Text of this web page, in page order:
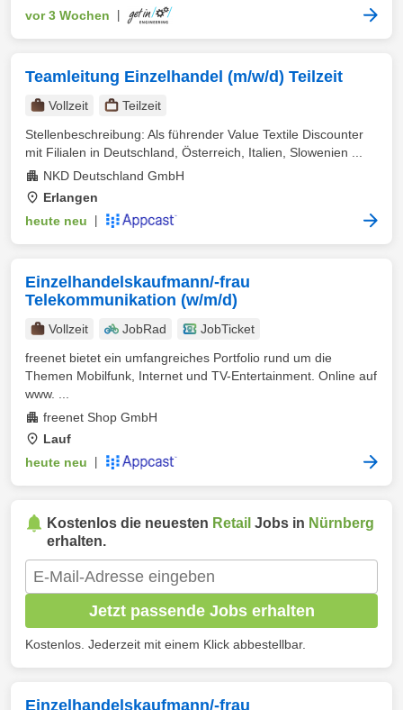
vor 3 Wochen
Teamleitung Einzelhandel (m/w/d) Teilzeit
Vollzeit
Teilzeit
Stellenbeschreibung: Als führender Value Textile Discounter
mit Filialen in Deutschland, Österreich, Italien, Slowenien ...
NKD Deutschland GmbH
Erlangen
heute neu
Einzelhandelskaufmann/-frau
Telekommunikation (w/m/d)
Vollzeit JobRad
JobTicket
freenet bietet ein umfangreiches Portfolio rund um die
Themen Mobilfunk, Internet und TV-Entertainment. Online auf
www. ...
freenet Shop GmbH
Lauf
heute neu
Kostenlos die neuesten Retail Jobs in Nürnberg
erhalten.
Jetzt passende Jobs erhalten
Kostenlos. Jederzeit mit einem Klick abbestellbar.
Einzelhandelskaufmann/-frau